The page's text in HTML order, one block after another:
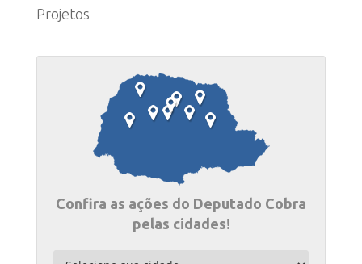
Projetos
Confira as ações do Deputado Cobra
pelas cidades!